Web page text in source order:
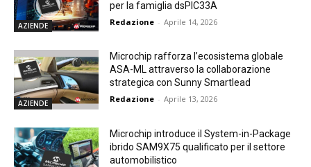
AZIENDE
per la famiglia dsPIC33A
Redazione - Aprile 14, 2026
AZIENDE
Microchip rafforza l’ecosistema globale
ASA-ML attraverso la collaborazione
strategica con Sunny Smartlead
Redazione - Aprile 13, 2026
Microchip introduce il System-in-Package
ibrido SAM9X75 qualificato per il settore
automobilistico